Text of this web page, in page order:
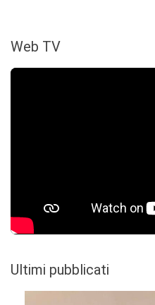
Web TV
Ultimi pubblicati